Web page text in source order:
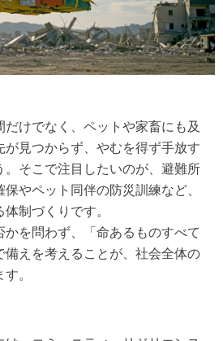
けでなく、ペットや家畜にも及
見つからず、やむを得ず手放す
そこで注目したいのが、避難所
やペット同伴の防災訓練など、
制づくりです。
を問わず、「命あるものすべて
備えを考えることが、社会全体の
。